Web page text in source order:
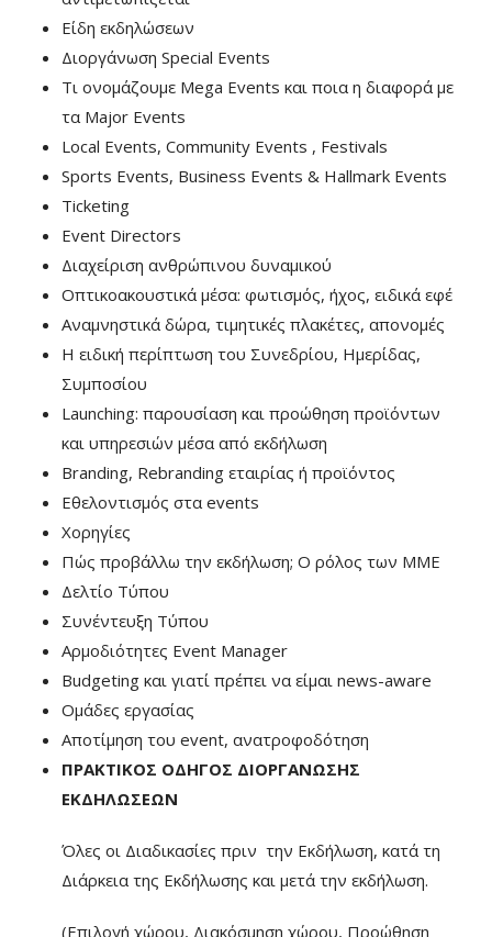
Είδη εκδηλώσεων
Διοργάνωση Special Events
Τι ονομάζουμε Μega Events και ποια η διαφορά με
τα Major Events
Local Events, Community Events , Festivals
Sports Events, Business Events & Hallmark Events
Ticketing
Event Directors
Διαχείριση ανθρώπινου δυναμικού
Οπτικοακουστικά μέσα: φωτισμός, ήχος, ειδικά εφέ
Αναμνηστικά δώρα, τιμητικές πλακέτες, απονομές
Η ειδική περίπτωση του Συνεδρίου, Ημερίδας,
Συμποσίου
Launching: παρουσίαση και προώθηση προϊόντων
και υπηρεσιών μέσα από εκδήλωση
Branding, Rebranding εταιρίας ή προϊόντος
Eθελοντισμός στα events
Xoρηγίες
Πώς προβάλλω την εκδήλωση; Ο ρόλος των ΜΜΕ
Δελτίο Τύπου
Συνέντευξη Τύπου
Αρμοδιότητες Event Manager
Budgeting και γιατί πρέπει να είμαι news-aware
Ομάδες εργασίας
Αποτίμηση του event, ανατροφοδότηση
ΠΡΑΚΤΙΚΟΣ ΟΔΗΓΟΣ ΔΙΟΡΓΑΝΩΣΗΣ
ΕΚΔΗΛΩΣΕΩΝ
Όλες οι Διαδικασίες πριν την Εκδήλωση, κατά τη
Διάρκεια της Εκδήλωσης και μετά την εκδήλωση.
(Επιλογή χώρου, Διακόσμηση χώρου, Προώθηση